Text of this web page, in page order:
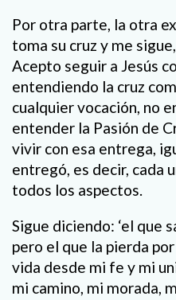
Por otra parte, la otra
toma su cruz y me
Acepto seguir a Jesús
entendiendo la cruz
cualquier vocación, no
entender la Pasión de
vivir con esa entrega,
entregó, es decir, cada
todos los aspectos.
Sigue diciendo: ‘el que
pero el que la pierda por
vida desde mi fe y mi
mi camino, mi morada,